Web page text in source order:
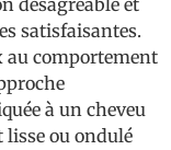
désagréable et
satisfaisantes.
au comportement
à un cheveu
ou ondulé